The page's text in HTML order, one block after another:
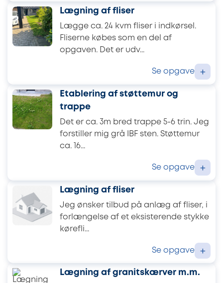
Lægning af fliser
Lægge ca. 24 kvm fliser i indkørsel.
Fliserne købes som en del af
opgaven. Det er udv...
Se opgave +
Etablering af støttemur og
trappe
Det er ca. 3m bred trappe 5-6 trin. Jeg
forstiller mig grå IBF sten. Støttemur
ca. 16...
Se opgave +
Lægning af fliser
Jeg ønsker tilbud på anlæg af fliser, i
forlængelse af et eksisterende stykke
kørefli...
Se opgave +
Lægning af granitskærver m.m.